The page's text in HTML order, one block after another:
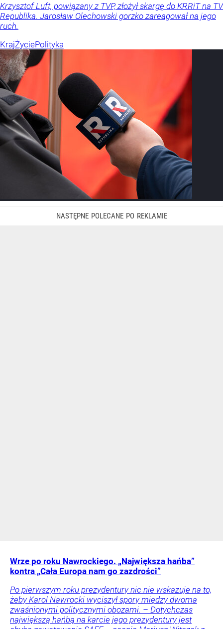
Krzysztof Luft, powiązany z TVP, złożył skargę do KRRiT na TV
Republika. Jarosław Olechowski gorzko zareagował na jego
ruch.
KrajŻyciePolityka
Wrze po roku Nawrockiego. „Największa hańba”
kontra „Cała Europa nam go zazdrości”
Po pierwszym roku prezydentury nic nie wskazuje na to,
żeby Karol Nawrocki wyciszył spory między dwoma
zwaśnionymi politycznymi obozami. – Dotychczas
największą hańbą na karcie jego prezydentury jest